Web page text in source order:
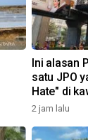
Ini alasan
satu JPO
Hate" di
Rasuna Said
2 jam lalu